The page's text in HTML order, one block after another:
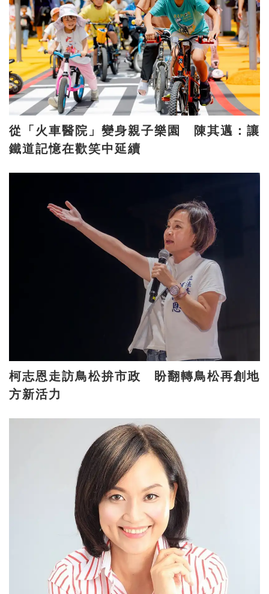
從「火車醫院」變身親子樂園 陳其邁：讓
鐵道記憶在歡笑中延續
柯志恩走訪鳥松拚市政 盼翻轉鳥松再創地
方新活力